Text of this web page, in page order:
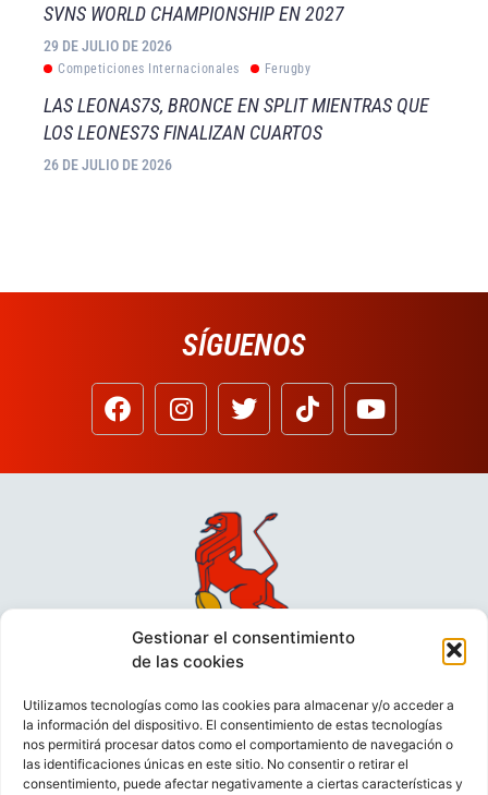
Gestionar el consentimiento
de las cookies
Utilizamos tecnologías como las cookies para almacenar y/o acceder a
la información del dispositivo. El consentimiento de estas tecnologías
nos permitirá procesar datos como el comportamiento de navegación o
las identificaciones únicas en este sitio. No consentir o retirar el
consentimiento, puede afectar negativamente a ciertas características y
SVNS WORLD CHAMPIONSHIP EN 2027
29 DE JULIO DE 2026
Competiciones Internacionales Ferugby
LAS LEONAS7S, BRONCE EN SPLIT MIENTRAS QUE
LOS LEONES7S FINALIZAN CUARTOS
26 DE JULIO DE 2026
SÍGUENOS